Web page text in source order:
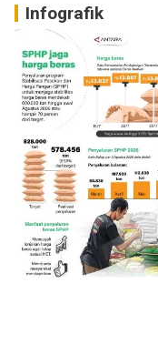
Infografik